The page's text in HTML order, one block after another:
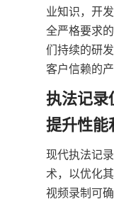
业知识，开
全严格要求
们持续的研
执法记录
现代执法记
术，以优化
视频录制可